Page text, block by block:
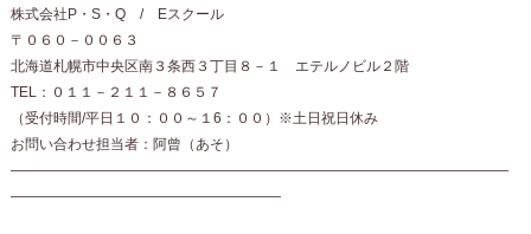
株式会社P・S・Q / Eスクール
〒０６０－００６３
北海道札幌市中央区南３条西３丁目８－１ エテルノビル２階
TEL：０１１－２１１－８６５７
（受付時間/平日１０：００～１6：００）※土日祝日休み
お問い合わせ担当者：阿曾（あそ）
———————————————————————————————————
———————————————————